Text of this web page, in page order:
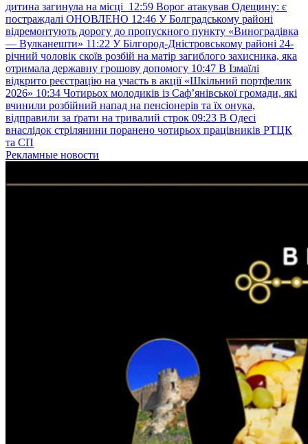
дитина загинула на місці 12:59 Ворог атакував Одещину: є
постраждалі ОНОВЛЕНО 12:46 У Болградському районі
відремонтують дорогу до пропускного пункту «Виноградівка
— Вулканешти» 11:22 У Білгород-Дністровському районі 24-
річний чоловік скоїв розбій на матір загиблого захисника, яка
отримала державну грошову допомогу 10:47 В Ізмаїлі
відкрито реєстрацію на участь в акції «Шкільний портфелик
2026» 10:34 Чотирьох молодиків із Саф’янівської громади, які
вчинили розбійний напад на пенсіонерів та їх онука,
відправили за ґрати на тривалий строк 09:23 В Одесі
внаслідок стрілянини поранено чотирьох працівників РТЦК
та СП
Рекламные новости